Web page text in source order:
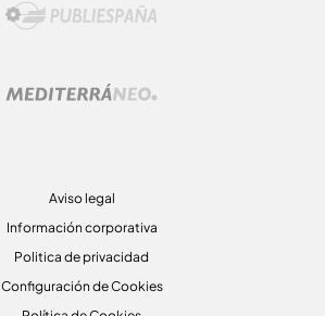
Aviso legal
Información corporativa
Politica de privacidad
Configuración de Cookies